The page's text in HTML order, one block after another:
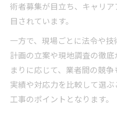
術者募集が目立ち、キャリ
目されています。
一方で、現場ごとに法令や
計画の立案や現地調査の徹
まりに応じて、業者間の競争
実績や対応力を比較して選
工事のポイントとなります。